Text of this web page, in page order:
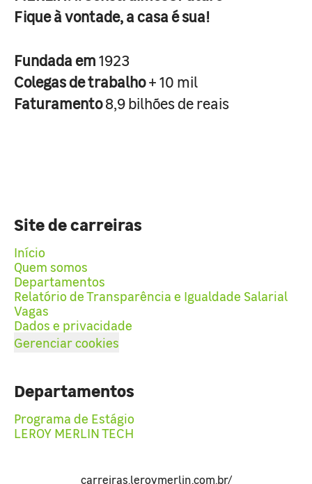
Fique à vontade, a casa é sua!
Fundada em1923
Colegas de trabalho+ 10 mil
Faturamento8,9 bilhões de reais
Site de carreiras
Início
Quem somos
Departamentos
Relatório de Transparência e Igualdade Salarial
Vagas
Dados e privacidade
Gerenciar cookies
Departamentos
Programa de Estágio
LEROY MERLIN TECH
carreiras.leroymerlin.com.br/